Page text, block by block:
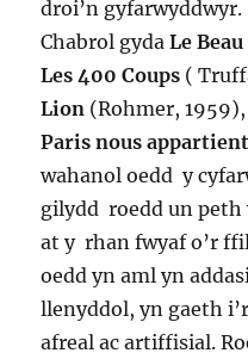
droi’n
Chabrol gydaLe
Les 400 Coups (
Lion (Rohmer,
Paris nous appartient
wahanol oedd y
gilydd roedd un peth
at y rhan fwyaf o’r
oedd yn aml yn
llenyddol, yn gaeth
afreal ac artiffisial.